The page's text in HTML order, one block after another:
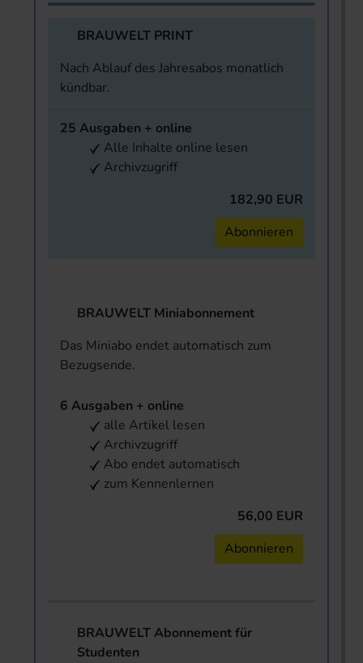
BRAUWELT PRINT
Nach Ablauf des Jahresabos monatlich
kündbar.
25 Ausgaben + online
Alle Inhalte online lesen
Archivzugriff
182,90 EUR
Abonnieren
BRAUWELT Miniabonnement
Das Miniabo endet automatisch zum
Bezugsende.
6 Ausgaben + online
alle Artikel lesen
Archivzugriff
Abo endet automatisch
zum Kennenlernen
56,00 EUR
Abonnieren
BRAUWELT Abonnement für
Studenten